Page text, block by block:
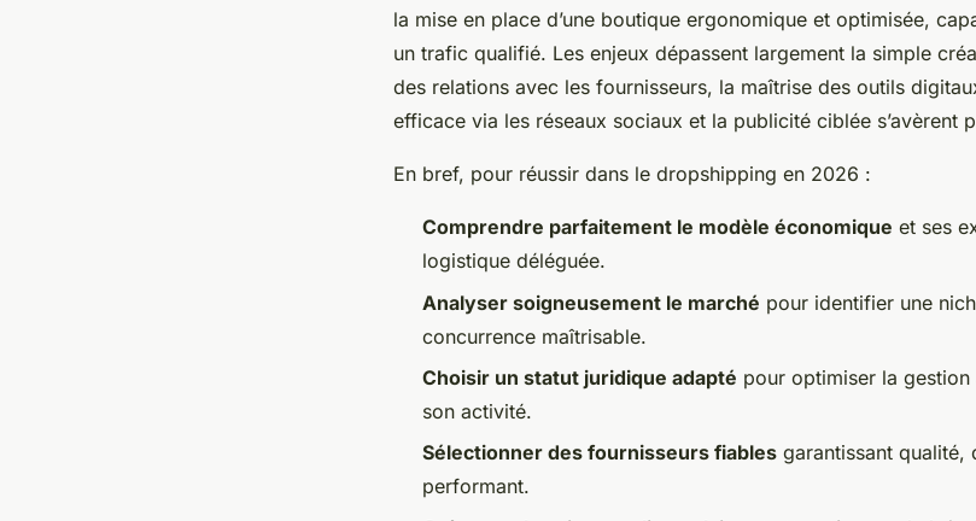
la mise en place d’une boutique ergonomique et optimisée,
un trafic qualifié. Les enjeux dépassent largement la simple
des relations avec les fournisseurs, la maîtrise des outils
efficace via les réseaux sociaux et la publicité ciblée s’avèrent
En bref, pour réussir dans le dropshipping en 2026 :
Comprendre parfaitement le modèle économique et ses
logistique déléguée.
Analyser soigneusement le marché pour identifier une
concurrence maîtrisable.
Choisir un statut juridique adapté pour optimiser la
son activité.
Sélectionner des fournisseurs fiables garantissant qualité,
performant.